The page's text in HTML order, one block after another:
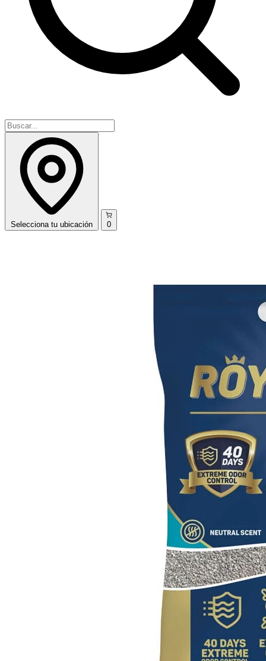
Selecciona tu ubicación 0